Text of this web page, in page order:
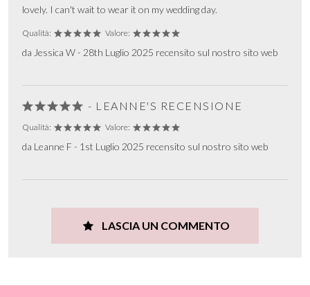
lovely. I can't wait to wear it on my wedding day.
Qualità: Valore:
da Jessica W - 28th Luglio 2025 recensito sul nostro sito web
- LEANNE'S RECENSIONE
Qualità: Valore:
da Leanne F - 1st Luglio 2025 recensito sul nostro sito web
LASCIA UN COMMENTO